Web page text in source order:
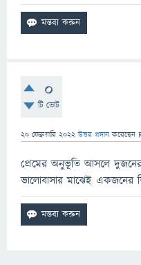
0
টি ভোট
20 ফেব্রুয়ারি 2022 উত্তর প্রদান করেছেন
প্রেমের অনুভূতি আসলে
ভালোবাসার মাঝেই একজনের